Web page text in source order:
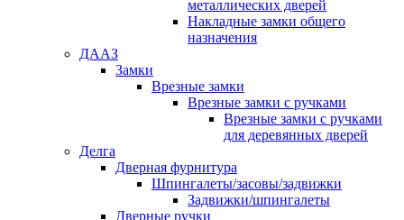
металлических дверей
Накладные замки общего
назначения
ДААЗ
Замки
Врезные замки
Врезные замки с ручками
Врезные замки с ручками
для деревянных дверей
Делга
Дверная фурнитура
Шпингалеты/засовы/задвижки
Задвижки/шпингалеты
Дверные ручки